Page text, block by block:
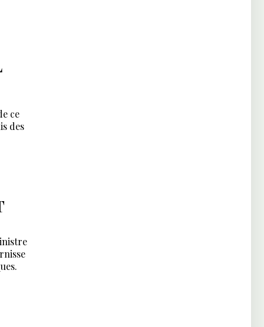
ce
des